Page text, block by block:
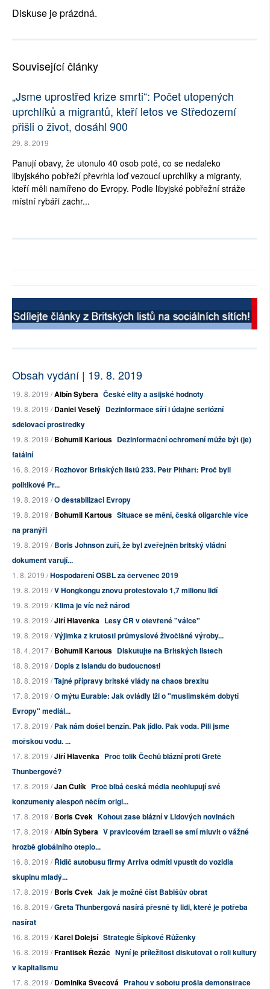
Diskuse je prázdná.
Související články
„Jsme uprostřed krize smrti“: Počet utopených
uprchlíků a migrantů, kteří letos ve Středozemí
přišli o život, dosáhl 900
29. 8. 2019
Panují obavy, že utonulo 40 osob poté, co se nedaleko
libyjského pobřeží převrhla loď vezoucí uprchlíky a migranty,
kteří měli namířeno do Evropy. Podle libyjské pobřežní stráže
místní rybáři zachr...
Obsah vydání | 19. 8. 2019
19. 8. 2019 /Albín Sybera České elity a asijské hodnoty
19. 8. 2019 /Daniel Veselý Dezinformace šíří i údajně seriózní
sdělovací prostředky
19. 8. 2019 /Bohumil Kartous Dezinformační ochromení může být (je)
fatální
16. 8. 2019 /Rozhovor Britských listů 233. Petr Pithart: Proč byli
politikové Pr...
19. 8. 2019 /O destabilizaci Evropy
19. 8. 2019 /Bohumil Kartous Situace se mění, česká oligarchie více
na pranýři
19. 8. 2019 /Boris Johnson zuří, že byl zveřejněn britský vládní
dokument varují...
1. 8. 2019 /Hospodaření OSBL za červenec 2019
19. 8. 2019 /V Hongkongu znovu protestovalo 1,7 milionu lidí
19. 8. 2019 /Klima je víc než národ
19. 8. 2019 /Jiří Hlavenka Lesy ČR v otevřené "válce"
19. 8. 2019 /Výjimka z krutosti průmyslové živočišné výroby...
18. 4. 2017 /Bohumil Kartous Diskutujte na Britských listech
18. 8. 2019 /Dopis z Islandu do budoucnosti
18. 8. 2019 /Tajné přípravy britské vlády na chaos brexitu
17. 8. 2019 /O mýtu Eurabie: Jak ovládly lži o "muslimském dobytí
Evropy" mediál...
17. 8. 2019 /Pak nám došel benzín. Pak jídlo. Pak voda. Pili jsme
mořskou vodu. ...
17. 8. 2019 /Jiří Hlavenka Proč tolik Čechů blázní proti Gretě
Thunbergové?
17. 8. 2019 /Jan Čulík Proč blbá česká média neohlupují své
konzumenty alespoň něčím origi...
17. 8. 2019 /Boris Cvek Kohout zase blázní v Lidových novinách
17. 8. 2019 /Albín Sybera V pravicovém Izraeli se smí mluvit o vážné
hrozbě globálního oteplo...
16. 8. 2019 /Řidič autobusu firmy Arriva odmítl vpustit do vozidla
skupinu mladý...
17. 8. 2019 /Boris Cvek Jak je možné číst Babišův obrat
16. 8. 2019 /Greta Thunbergová nasírá přesně ty lidi, které je potřeba
nasírat
16. 8. 2019 /Karel Dolejší Strategie Šípkové Růženky
16. 8. 2019 /František Řezáč Nyní je příležitost diskutovat o roli kultury
v kapitalismu
17. 8. 2019 /Dominika Švecová Prahou v sobotu prošla demonstrace